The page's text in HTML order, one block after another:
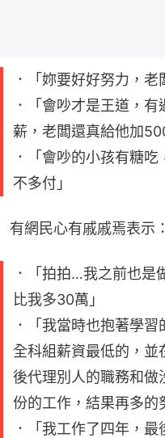
．「妳要好好努力，老
．「會吵才是王道，
薪，老闆還真給他加
．「會吵的小孩有糖
不多付」
有網民心有戚戚焉表示：
．「拍拍…我之前也是
比我多30萬」
．「我當時也抱著學
全科組薪資最低的，並
後代理別人的職務和做
份的工作，結果再多的
．「我工作了四年，